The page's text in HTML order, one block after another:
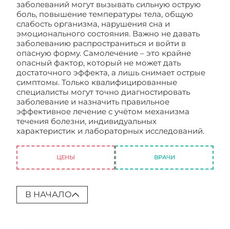
заболеваний могут вызывать сильную острую
боль, повышение температуры тела, общую
слабость организма, нарушения сна и
эмоционального состояния. Важно не давать
заболеванию распространиться и войти в
опасную форму. Самолечение – это крайне
опасный фактор, который не может дать
достаточного эффекта, а лишь снимает острые
симптомы. Только квалифицированные
специалисты могут точно диагностировать
заболевание и назначить правильное
эффективное лечение с учётом механизма
течения болезни, индивидуальных
характеристик и лабораторных исследований.
ЦЕНЫ ВРАЧИ
В НАЧАЛО